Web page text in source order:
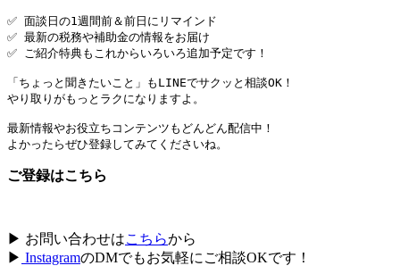
✅ 面談日の1週間前＆前日にリマインド
✅ 最新の税務や補助金の情報をお届け
✅ ご紹介特典もこれからいろいろ追加予定です！
「ちょっと聞きたいこと」もLINEでサクッと相談OK！
やり取りがもっとラクになりますよ。
最新情報やお役立ちコンテンツもどんどん配信中！
よかったらぜひ登録してみてくださいね。
ご登録はこちら
▶ お問い合わせはこちらから
▶ InstagramのDMでもお気軽にご相談OKです！